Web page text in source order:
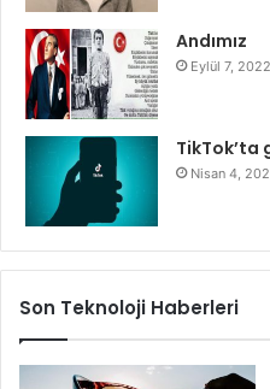
Andımız
Eylül 7, 2022
TikTok’ta
Nisan 4,
Son Teknoloji Haberleri